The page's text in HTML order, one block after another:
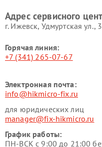
Адрес сервисного
г. Ижевск, Удмуртская ул.,
Горячая линия:
+7 (341) 265-07-67
Электронная почта:
info@hikmicro-fix.ru
для юридических лиц
manager@fix-hikmicro.ru
График работы:
ПН-ВСК с 9:00 до 21:00